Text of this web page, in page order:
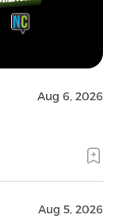
Aug 6, 2026
Aug 5, 2026